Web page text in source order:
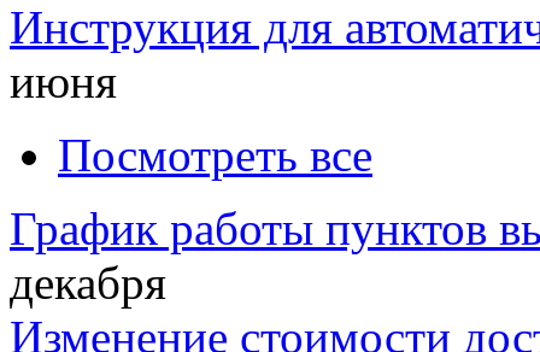
Инструкция для
июня
Посмотреть все
График работы пунктов
декабря
Изменение стоимости